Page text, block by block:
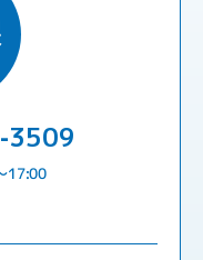
3509
17:00